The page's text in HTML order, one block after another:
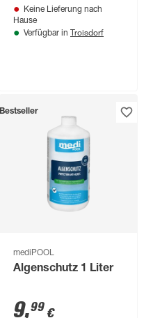
Keine Lieferung nach
Hause
Verfügbar in Troisdorf
Bestseller
mediPOOL
Algenschutz 1 Liter
9,99 €